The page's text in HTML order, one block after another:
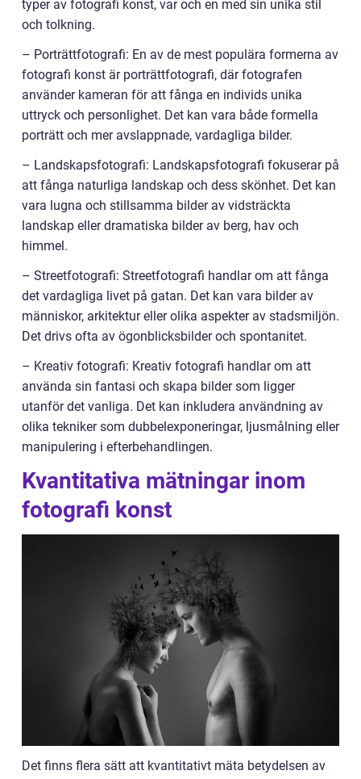
typer av fotografi konst, var och en med sin unika stil
och tolkning.
– Porträttfotografi: En av de mest populära formerna av
fotografi konst är porträttfotografi, där fotografen
använder kameran för att fånga en individs unika
uttryck och personlighet. Det kan vara både formella
porträtt och mer avslappnade, vardagliga bilder.
– Landskapsfotografi: Landskapsfotografi fokuserar på
att fånga naturliga landskap och dess skönhet. Det kan
vara lugna och stillsamma bilder av vidsträckta
landskap eller dramatiska bilder av berg, hav och
himmel.
– Streetfotografi: Streetfotografi handlar om att fånga
det vardagliga livet på gatan. Det kan vara bilder av
människor, arkitektur eller olika aspekter av stadsmiljön.
Det drivs ofta av ögonblicksbilder och spontanitet.
– Kreativ fotografi: Kreativ fotografi handlar om att
använda sin fantasi och skapa bilder som ligger
utanför det vanliga. Det kan inkludera användning av
olika tekniker som dubbelexponeringar, ljusmålning eller
manipulering i efterbehandlingen.
Kvantitativa mätningar inom
fotografi konst
Det finns flera sätt att kvantitativt mäta betydelsen av